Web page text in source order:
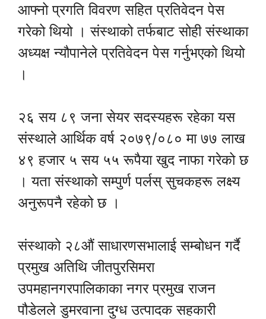
आफ्नो प्रगति विवरण सहित प्रतिवेदन पेस
गरेको थियो । संस्थाको तर्फबाट सोही संस्थाका
अध्यक्ष न्यौपानेले प्रतिवेदन पेस गर्नुभएको थियो
।
२६ सय ८९ जना सेयर सदस्यहरू रहेका यस
संस्थाले आर्थिक वर्ष २०७९/०८० मा ७७ लाख
४९ हजार ५ सय ५५ रूपैया खुद नाफा गरेको छ
। यता संस्थाको सम्पुर्ण पर्लस् सुचकहरू लक्ष्य
अनुरूपनै रहेको छ ।
संस्थाको २८औं साधारणसभालाई सम्बोधन गर्दै
प्रमुख अतिथि जीतपुरसिमरा
उपमहानगरपालिकाका नगर प्रमुख राजन
पौडेलले डुमरवाना दुग्ध उत्पादक सहकारी